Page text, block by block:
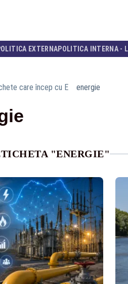
EXTERNAPOLITICA INTERNA -
care încep cu E energie
"ENERGIE"